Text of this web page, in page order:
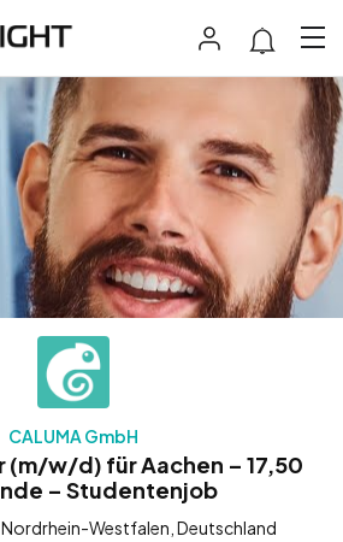
CALUMA GmbH
w/d) für Aachen – 17,50
– Studentenjob
Westfalen, Deutschland